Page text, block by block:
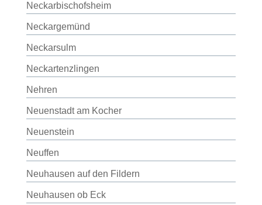
Neckarbischofsheim
Neckargemünd
Neckarsulm
Neckartenzlingen
Nehren
Neuenstadt am Kocher
Neuenstein
Neuffen
Neuhausen auf den Fildern
Neuhausen ob Eck